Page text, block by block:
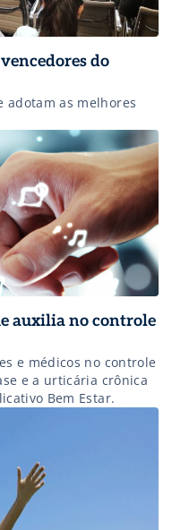
do
adotam as melhores
auxilia no controle
e médicos no controle
e a urticária crônica
Bem Estar.